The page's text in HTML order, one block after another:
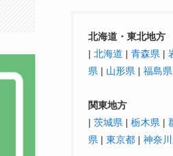
北海道・東北地方
| 北海道 | 青森県 |
県 | 山形県 | 福島県
関東地方
| 茨城県 | 栃木県 |
県 | 東京都 | 神奈